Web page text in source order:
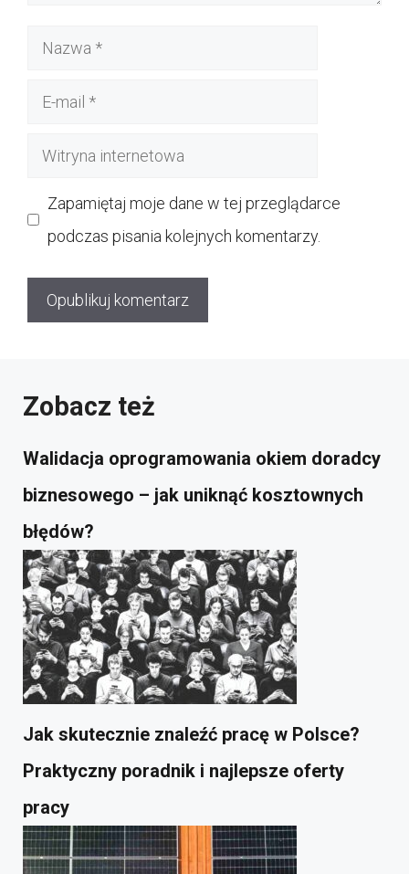
Nazwa
Witryna
Zapamiętaj moje dane w tej przeglądarce
podczas pisania kolejnych komentarzy.
Zobacz też
Walidacja oprogramowania okiem doradcy
biznesowego – jak uniknąć kosztownych
błędów?
Jak skutecznie znaleźć pracę w Polsce?
Praktyczny poradnik i najlepsze oferty
pracy